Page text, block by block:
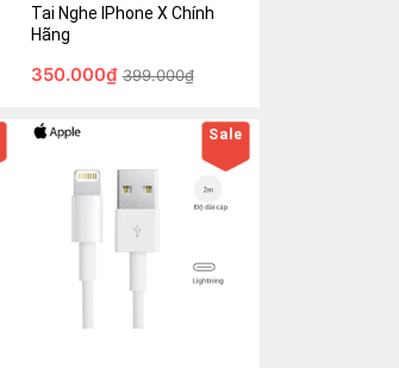
Tai Nghe IPhone X Chính
Hãng
350.000₫ 399.000₫
399.000₫
Giỏ hàng Mua Ngay
Sale